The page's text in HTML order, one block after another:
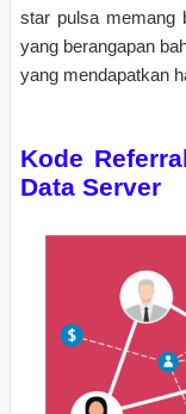
star pulsa memang
yang berangapan
yang mendapatkan
Kode
Data Server